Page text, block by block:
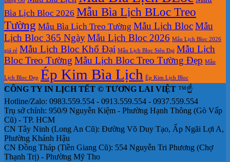
Bìa Lịch Bloc 2026 Mẫu Bìa Lịch BLoc Treo
Tường Mẫu Bìa Lịch Treo Tường Mẫu Lịch BlocMẫu
Lịch Bloc 365 NgàyMẫu Lịch Bloc 2026 Mẫu Lịch Bloc 2026
giá rẻ Mẫu Lịch Bloc Khổ Đại Mẫu Lịch Bloc Siêu Đại Mẫu Lịch
Bloc Treo Tường Mẫu Lịch Bloc Treo Tường Đẹp Mẫu
Lịch Bloc Đẹp Ép Kim Bìa Lịch Ép Kim Lịch Bloc
CÔNG TY IN LỊCH TẾT © TƯƠNG LAI VIỆT ™☝️
Hotline/Zalo: 0983.559.554 - 0913.559.554 - 0937.559.554
Trụ sở chính: 950/9 Nguyễn Kiệm - Phường Hạnh Thông (Gò Vấp
Cũ) - TP. HCM
CN Tây Ninh (Long An Cũ): Đường Võ Duy Tạo, Ấp Ngãi Lợi A,
Phường Khánh Hậu
CN Đồng Tháp (Tiền Giang Cũ): 554 Nguyễn Tri Phương (Chợ
Thạnh Trị) - Phường Mỹ Tho